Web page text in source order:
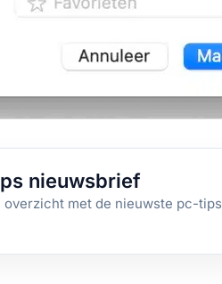
nieuwsbrief
met de nieuwste pc-